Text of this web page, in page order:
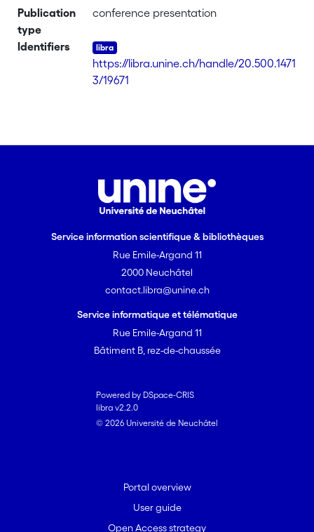
Recherche
Publication
type
conference presentation
Identifiers
https://libra.unine.ch/handle/20.500.1471
3/19671
Service information scientifique & bibliothèques
Rue Emile-Argand 11
2000 Neuchâtel
contact.libra@unine.ch
Service informatique et télématique
Rue Emile-Argand 11
Bâtiment B, rez-de-chaussée
Powered by DSpace-CRIS
libra v2.2.0
© 2026 Université de Neuchâtel
Portal overview
User guide
Open Access strategy